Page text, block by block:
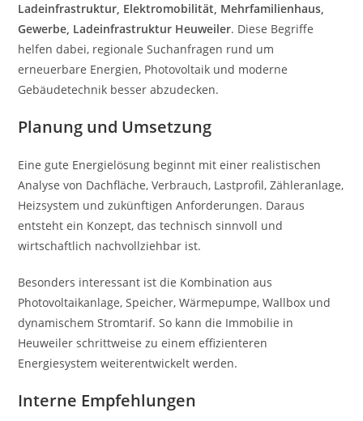
Ladeinfrastruktur, Elektromobilität, Mehrfamilienhaus,
Gewerbe, Ladeinfrastruktur Heuweiler. Diese Begriffe
helfen dabei, regionale Suchanfragen rund um
erneuerbare Energien, Photovoltaik und moderne
Gebäudetechnik besser abzudecken.
Planung und Umsetzung
Eine gute Energielösung beginnt mit einer realistischen
Analyse von Dachfläche, Verbrauch, Lastprofil, Zähleranlage,
Heizsystem und zukünftigen Anforderungen. Daraus
entsteht ein Konzept, das technisch sinnvoll und
wirtschaftlich nachvollziehbar ist.
Besonders interessant ist die Kombination aus
Photovoltaikanlage, Speicher, Wärmepumpe, Wallbox und
dynamischem Stromtarif. So kann die Immobilie in
Heuweiler schrittweise zu einem effizienteren
Energiesystem weiterentwickelt werden.
Interne Empfehlungen